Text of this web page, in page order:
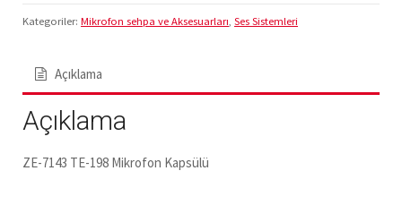
Kategoriler: Mikrofon sehpa ve Aksesuarları Ses Sistemleri
Açıklama
Açıklama
ZE-7143 TE-198 Mikrofon Kapsülü